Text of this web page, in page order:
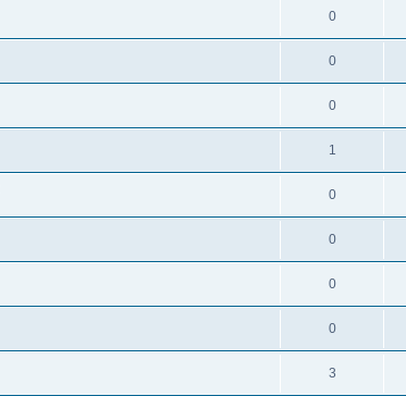
0
0
0
1
0
0
0
0
3